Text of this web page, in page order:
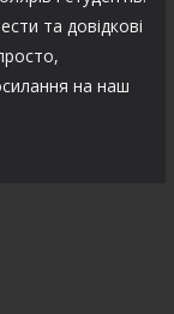
та довідкові
на наш